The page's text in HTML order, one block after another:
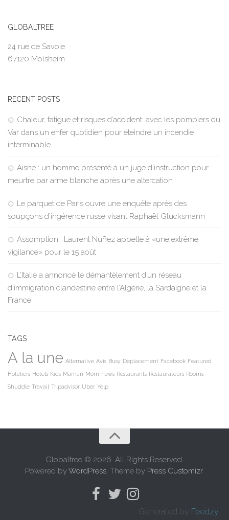
GLOBALTREE
24 rue de Savoie
67120 Molsheim
RECENT POSTS
Chaleur, fatigue et risques d’accident: avec les pompiers du
Var dans un enfer quotidien pour éteindre un incendie
interminable
Aisne : un homme présenté à un juge d’instruction pour
meurtre par arme blanche après une altercation
Le parquet de Paris ouvre une enquête après des
soupçons d’ingérence russe visant Raphaël Glucksmann
Assomption : Laurent Nuñez appelle à «une extrême
vigilance» pour le 15 août
L’Italie a annoncé le démantèlement d’un réseau
d’immigration clandestine entre l’Algérie, la Sardaigne et la
France
TAGS
A la une Alternative Avis Busy Deplacement Facebook Featured
Hoteliers Hotels Kids Maman Mom news Restaurants Restaurateurs Rooms
Shuddle Travail Tripadvisor Uber Yelp
Globaltree © 2026. All Rights Reserved.
Powered byWordPress. Theme by Press Customizr.
Generated by Feedzy